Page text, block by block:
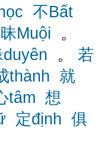
不Bất
昧Muội 。
duyên 。 若
thành 就
tâm 想
定định 俱